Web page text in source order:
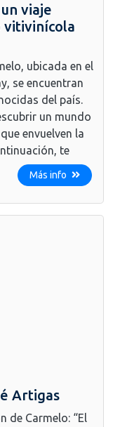
viaje
vitivinícola
ubicada en el
se encuentran
del país.
un mundo
envuelven la
te
Más info
Artigas
de Carmelo: “El